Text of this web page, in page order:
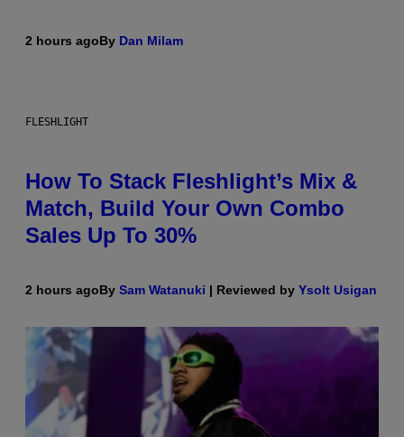
2 hours agoBy Dan Milam
FLESHLIGHT
How To Stack Fleshlight’s Mix &
Match, Build Your Own Combo
Sales Up To 30%
2 hours agoBy Sam Watanuki | Reviewed by Ysolt Usigan